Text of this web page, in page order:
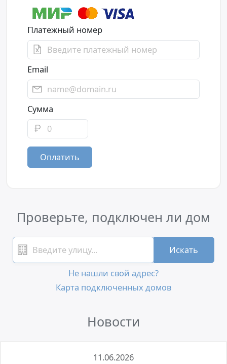
Платежный номер
Email
Сумма
Оплатить
Проверьте, подключен ли дом
Искать
Не нашли свой адрес?
Карта подключенных домов
Новости
11.06.2026